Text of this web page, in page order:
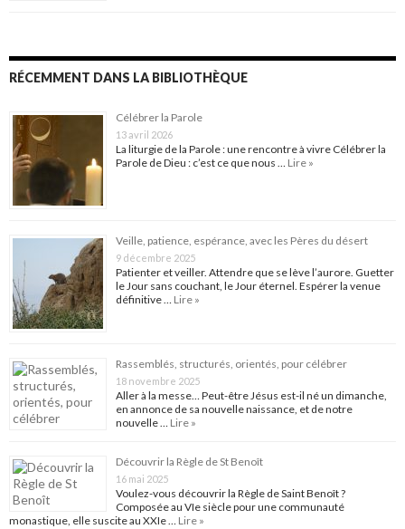
RÉCEMMENT DANS LA BIBLIOTHÈQUE
Célébrer la Parole
13 avril 2026
La liturgie de la Parole : une rencontre à vivre Célébrer la
Parole de Dieu : c’est ce que nous … Lire »
Veille, patience, espérance, avec les Pères du désert
9 décembre 2025
Patienter et veiller. Attendre que se lève l’aurore. Guetter
le Jour sans couchant, le Jour éternel. Espérer la venue
définitive … Lire »
Rassemblés, structurés, orientés, pour célébrer
18 novembre 2025
Aller à la messe… Peut-être Jésus est-il né un dimanche,
en annonce de sa nouvelle naissance, et de notre
nouvelle … Lire »
Découvrir la Règle de St Benoît
16 mai 2025
Voulez-vous découvrir la Règle de Saint Benoît ?
Composée au VIe siècle pour une communauté
monastique, elle suscite au XXIe … Lire »